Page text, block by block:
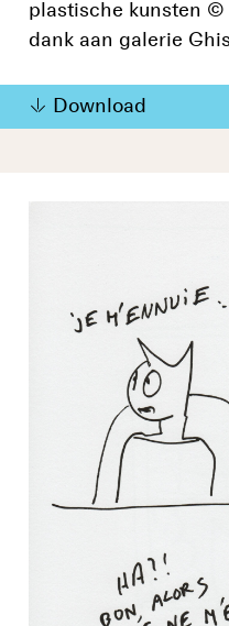
plastische kunsten ©
dank aan galerie
Download